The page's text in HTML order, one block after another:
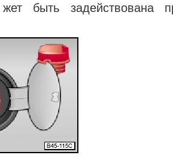
быть задействована